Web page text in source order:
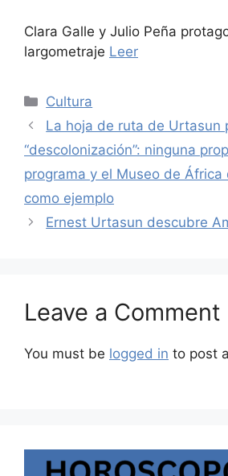
Clara Galle y Julio Peña
largometraje Leer
Categories
Cultura
La hoja de ruta de Urtasun
“descolonización”: ninguna
programa y el Museo de África
como ejemplo
Ernest Urtasun descubre
Leave a Comment
You must be logged in to post